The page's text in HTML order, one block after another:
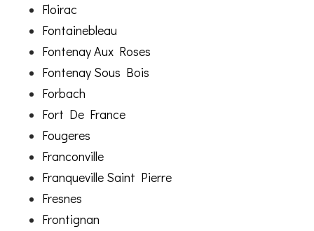
Floirac
Fontainebleau
Fontenay Aux Roses
Fontenay Sous Bois
Forbach
Fort De France
Fougeres
Franconville
Franqueville Saint Pierre
Fresnes
Frontignan